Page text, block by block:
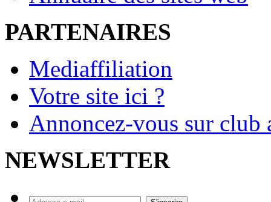
PARTENAIRES
Mediaffiliation
Votre site ici ?
Annoncez-vous sur
NEWSLETTER